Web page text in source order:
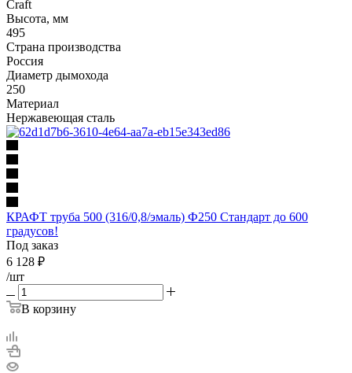
Craft
Высота, мм
495
Страна производства
Россия
Диаметр дымохода
250
Материал
Нержавеющая сталь
КРАФТ труба 500 (316/0,8/эмаль) Ф250 Стандарт до 600
градусов!
Под заказ
6 128 ₽
/шт
В корзину